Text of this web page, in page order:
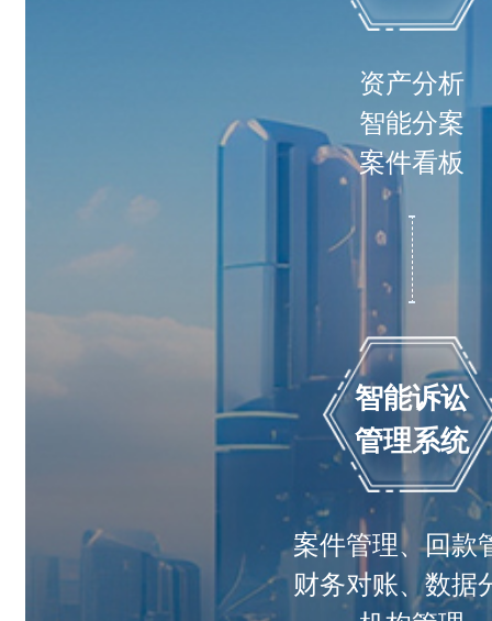
资产分析
智能分案
案件看板
智能诉讼
管理系统
案件管理、回款
财务对账、数据